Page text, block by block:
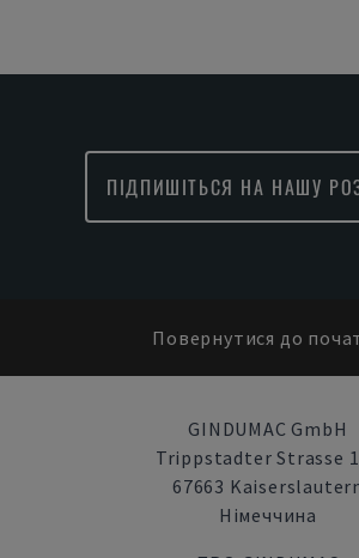
ПІДПИШІТЬСЯ НА НАШУ
Повернутися до
GINDUMAC GmbH
Trippstadter Strasse
67663
Німеччина